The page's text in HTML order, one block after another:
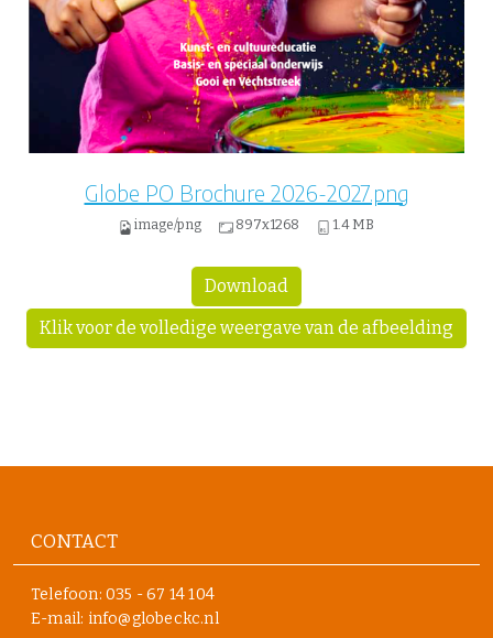
Globe PO Brochure 2026-2027.png
image/png 897x1268 1.4 MB
Download
Klik voor de volledige weergave van de afbeelding
CONTACT
Telefoon: 035 - 67 14 104
E-mail: info@globeckc.nl